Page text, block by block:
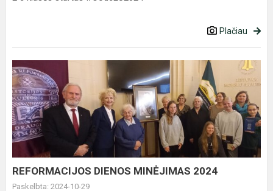
Plačiau
REFORMACIJOS
DIENOS
MINĖJIMAS
2024
REFORMACIJOS DIENOS MINĖJIMAS 2024
Paskelbta: 2024-10-29